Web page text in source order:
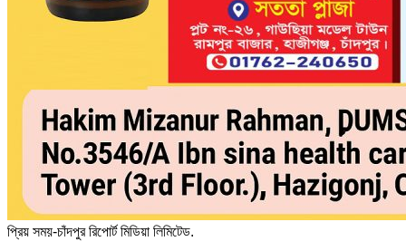
প্রিয় সময়-চাঁদপুর রিপোর্ট মিডিয়া লিমিটেড.